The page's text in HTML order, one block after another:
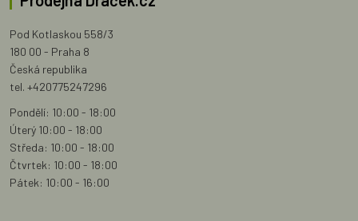
Pod Kotlaskou 558/3
180 00 - Praha 8
Česká republika
tel. +420775247296
Pondělí: 10:00 - 18:00
Úterý 10:00 - 18:00
Středa: 10:00 - 18:00
Čtvrtek: 10:00 - 18:00
Pátek: 10:00 - 16:00